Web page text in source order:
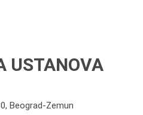
USTANOVA
Beograd-Zemun